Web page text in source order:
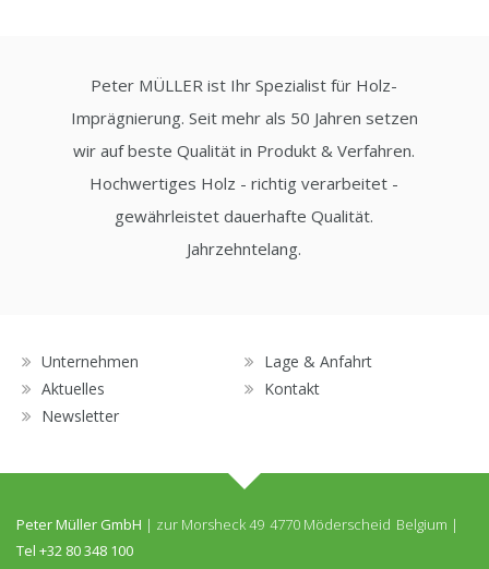
Peter MÜLLER ist Ihr Spezialist für Holz-
Imprägnierung. Seit mehr als 50 Jahren setzen
wir auf beste Qualität in Produkt & Verfahren.
Hochwertiges Holz - richtig verarbeitet -
gewährleistet dauerhafte Qualität.
Jahrzehntelang.
Unternehmen
Lage & Anfahrt
Aktuelles
Kontakt
Newsletter
Peter Müller GmbH | zur Morsheck 49 4770 Möderscheid Belgium |
Tel +32 80 348 100